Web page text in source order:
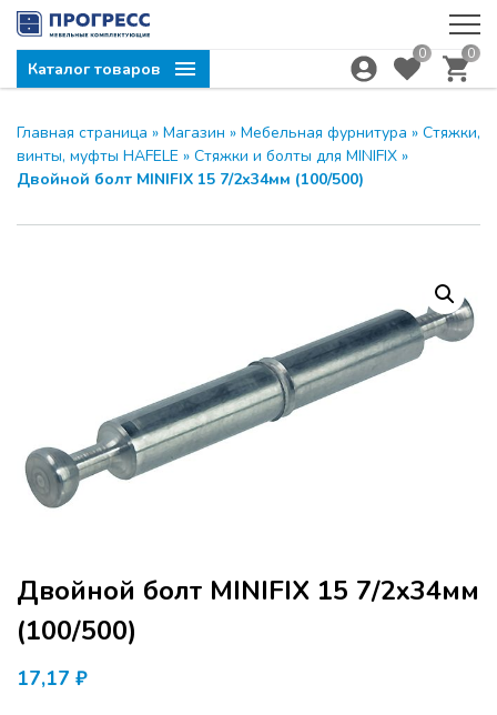
Каталог товаров
0 0
Главная страница » Магазин » Мебельная фурнитура » Стяжки,
винты, муфты HAFELE » Стяжки и болты для MINIFIX »
Двойной болт MINIFIX 15 7/2х34мм (100/500)
Двойной болт MINIFIX 15 7/2х34мм
(100/500)
17,17 ₽